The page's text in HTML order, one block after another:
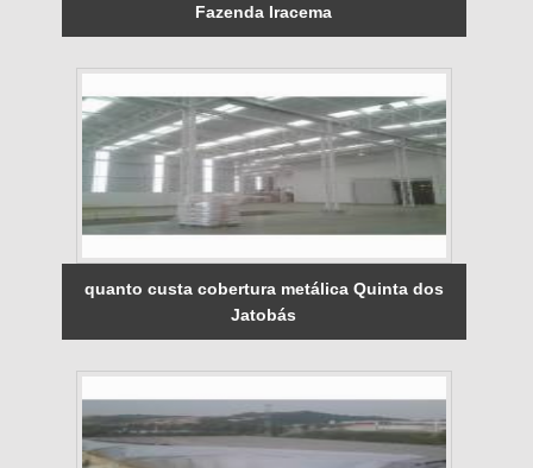
Fazenda Iracema
quanto custa cobertura metálica Quinta dos
Jatobás